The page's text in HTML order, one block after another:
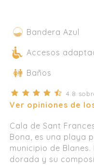
Bandera Azul
Accesos
Baños
4.8
Ver opiniones de
Cala de Sant
Bona, es una playa
municipio de
dorada y su